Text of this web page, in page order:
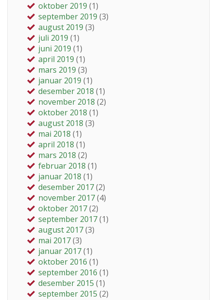
oktober 2019 (1)
september 2019 (3)
august 2019 (3)
juli 2019 (1)
juni 2019 (1)
april 2019 (1)
mars 2019 (3)
januar 2019 (1)
desember 2018 (1)
november 2018 (2)
oktober 2018 (1)
august 2018 (3)
mai 2018 (1)
april 2018 (1)
mars 2018 (2)
februar 2018 (1)
januar 2018 (1)
desember 2017(2)
november 2017(4)
oktober 2017(2)
september 2017(1)
august 2017(3)
mai 2017(3)
januar 2017(1)
oktober 2016 (1)
september 2016 (1)
desember 2015 (1)
september 2015 (2)